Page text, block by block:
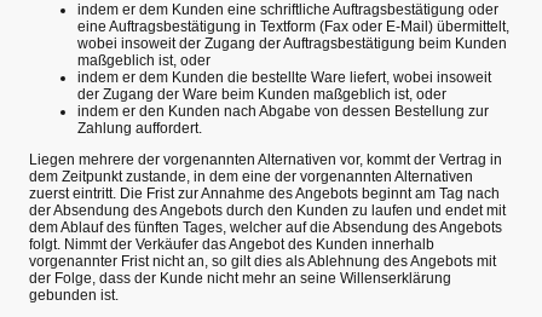
indem er dem Kunden eine schriftliche Auftragsbestätigung oder
eine Auftragsbestätigung in Textform (Fax oder E-Mail) übermittelt,
wobei insoweit der Zugang der Auftragsbestätigung beim Kunden
maßgeblich ist, oder
indem er dem Kunden die bestellte Ware liefert, wobei insoweit
der Zugang der Ware beim Kunden maßgeblich ist, oder
indem er den Kunden nach Abgabe von dessen Bestellung zur
Zahlung auffordert.
Liegen mehrere der vorgenannten Alternativen vor, kommt der Vertrag in
dem Zeitpunkt zustande, in dem eine der vorgenannten Alternativen
zuerst eintritt. Die Frist zur Annahme des Angebots beginnt am Tag nach
der Absendung des Angebots durch den Kunden zu laufen und endet mit
dem Ablauf des fünften Tages, welcher auf die Absendung des Angebots
folgt. Nimmt der Verkäufer das Angebot des Kunden innerhalb
vorgenannter Frist nicht an, so gilt dies als Ablehnung des Angebots mit
der Folge, dass der Kunde nicht mehr an seine Willenserklärung
gebunden ist.